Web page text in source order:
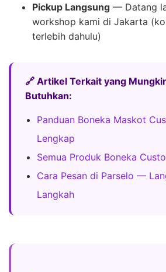
Pickup Langsung — Datang
workshop kami di Jakarta
terlebih dahulu)
🔗 Artikel Terkait yang
Butuhkan:
Panduan Boneka Maskot
Lengkap
Semua Produk Boneka
Cara Pesan di Parselo —
Langkah